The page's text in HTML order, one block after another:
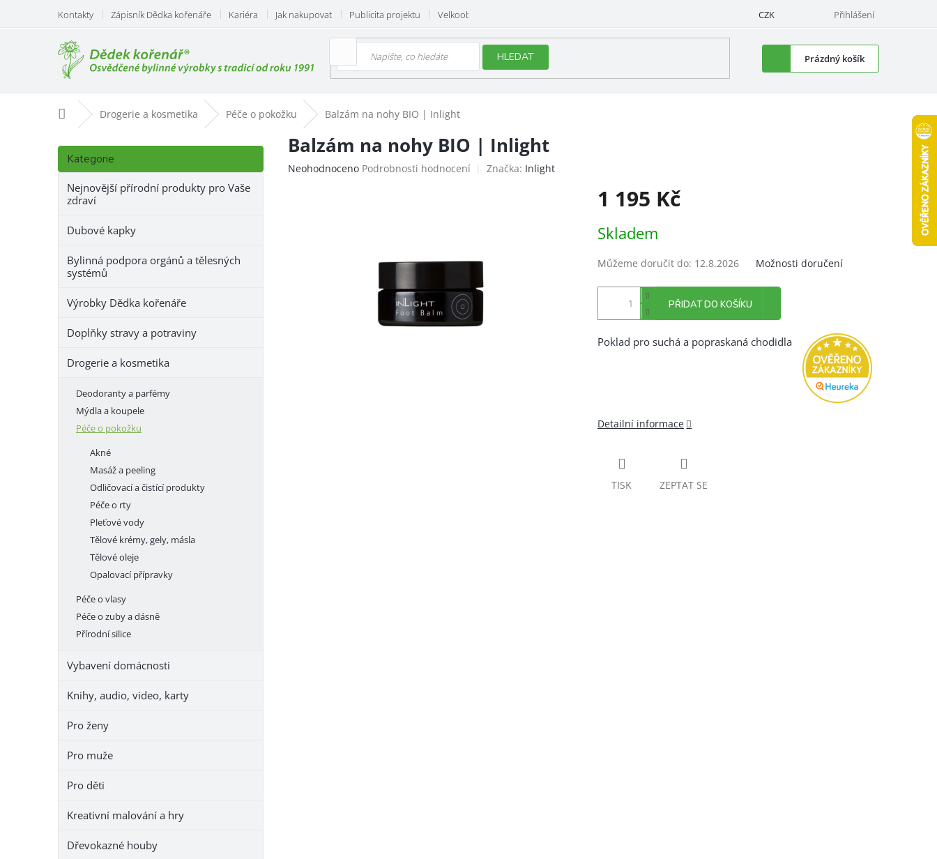
obsah
Kontakty Zápisník Dědka kořenáře Kariéra Jak nakupovat Publicita projektu Velkoobchod CZK Přihlášení
HLEDAT
Nákupní
košík
Prázdný košík
Domů Drogerie a kosmetika Péče o pokožku Balzám na nohy BIO | Inlight
P
s
Přeskočit
kategorie
Kategorie
Nejnovější přírodní produkty pro Vaše
zdraví
Dubové kapky
Bylinná podpora orgánů a tělesných
systémů
Výrobky Dědka kořenáře
Doplňky stravy a potraviny
Drogerie a kosmetika
Deodoranty a parfémy
Mýdla a koupele
Péče o pokožku
Akné
Masáž a peeling
Odličovací a čistící produkty
Péče o rty
Pleťové vody
Tělové krémy, gely, másla
Tělové oleje
Opalovací přípravky
Péče o vlasy
Péče o zuby a dásně
Přírodní silice
Vybavení domácnosti
Knihy, audio, video, karty
Pro ženy
Pro muže
Pro děti
Kreativní malování a hry
Dřevokazné houby
Balzám na nohy BIO | Inlight
Průměrné
Neohodnoceno Podrobnosti hodnocení Značka: Inlight
1 195 Kč
cena:
Skladem
Můžeme doručit do: 12.8.2026 Možnosti doručení
PŘIDAT DO KOŠÍKU
Poklad pro suchá a popraskaná chodidla
Detailní informace
TISK ZEPTAT SE